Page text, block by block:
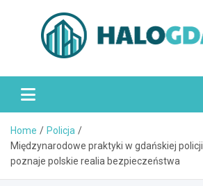
HaloGdańsk.pl
Home
Policja
Międzynarodowe praktyki w gdańskiej
poznaje polskie realia bezpieczeństwa